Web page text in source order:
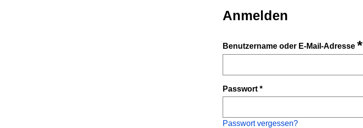
Anmelden
Benutzername oder E-Mail-Adresse*
Passwort*
Passwort vergessen?